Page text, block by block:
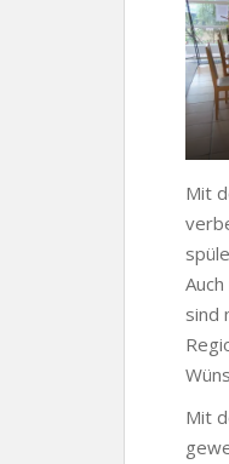
Mit
sind
Mit